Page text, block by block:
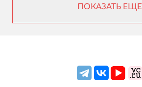
ПОКАЗАТЬ ЕЩЕ